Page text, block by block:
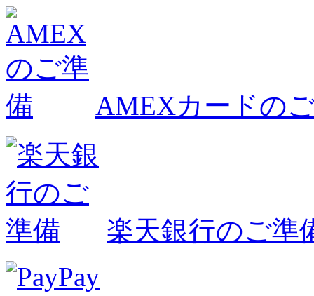
AMEXカードの
楽天銀行のご準